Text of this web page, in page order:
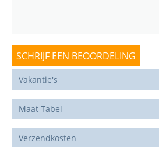
SCHRIJF EEN BEOORDELING
Vakantie's
Maat Tabel
Verzendkosten